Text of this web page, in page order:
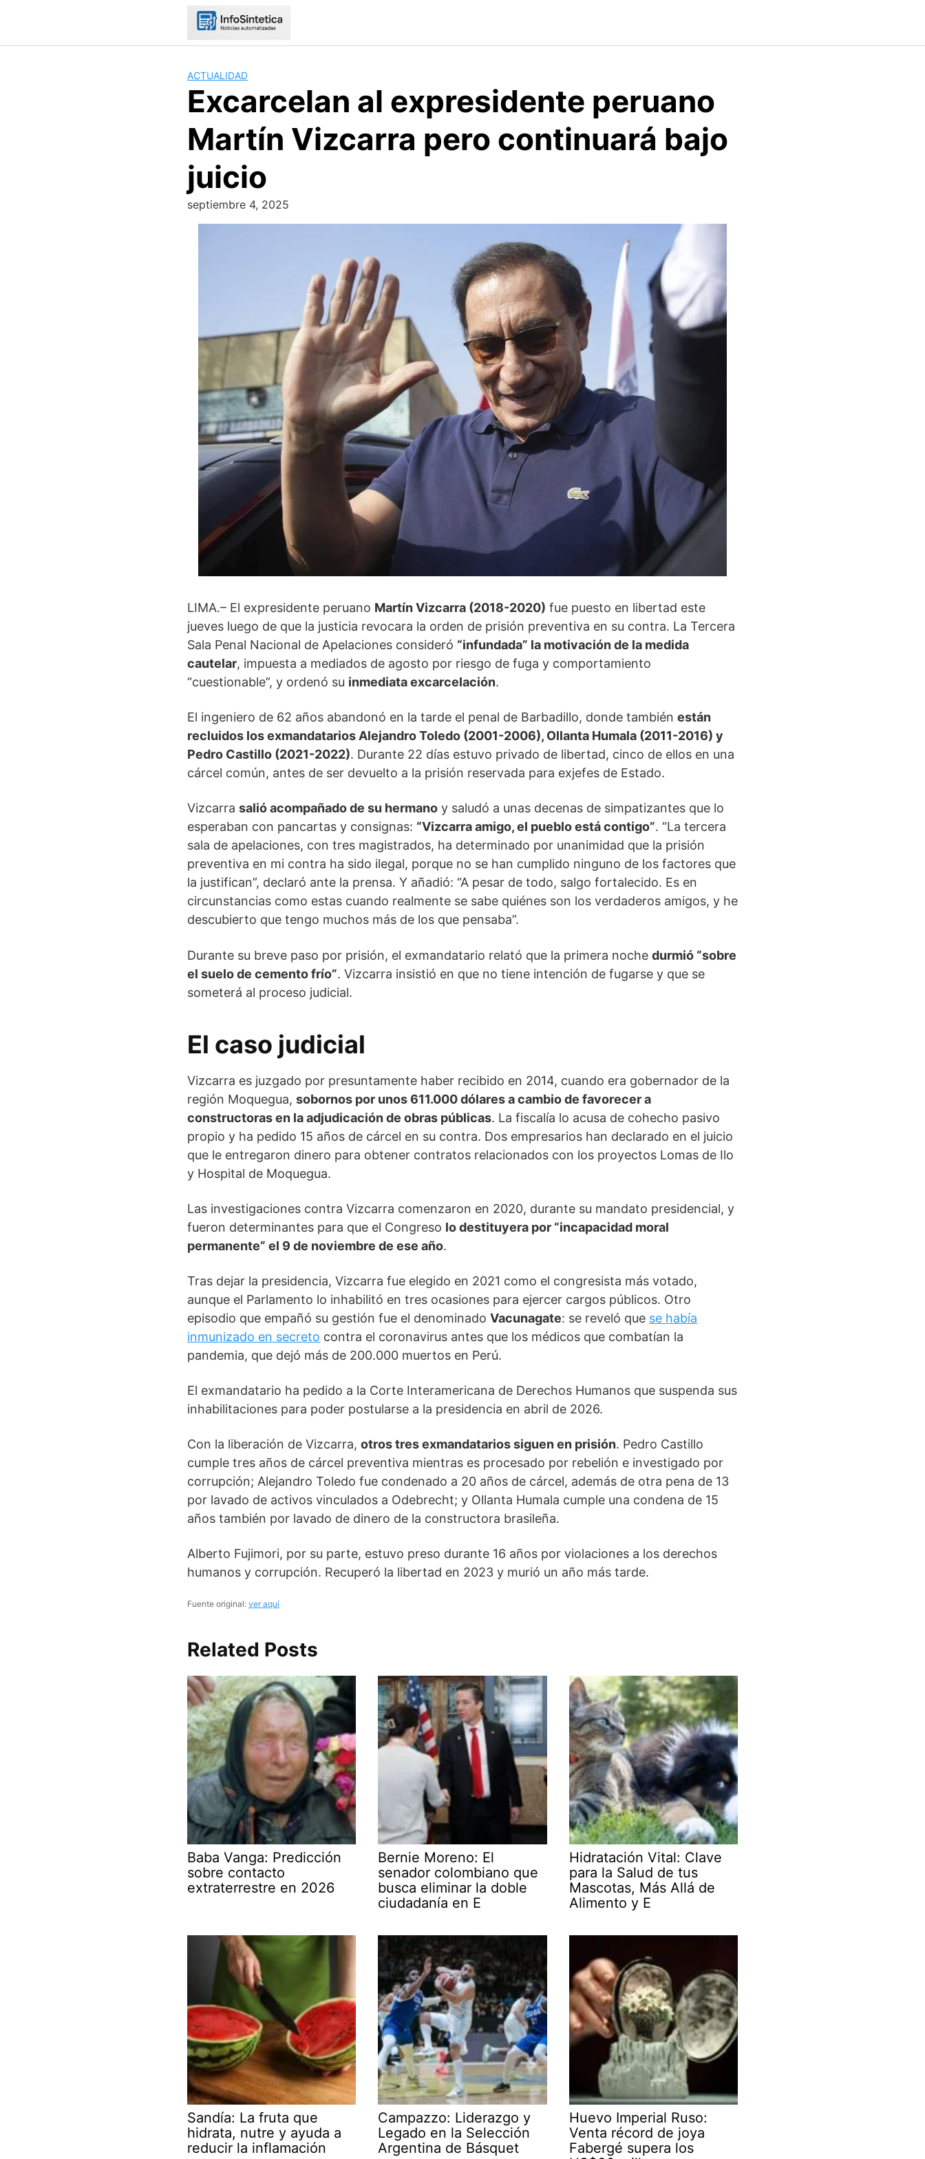
ACTUALIDAD
Excarcelan al expresidente peruano
Martín Vizcarra pero continuará bajo
juicio
septiembre 4, 2025
LIMA.– El expresidente peruano Martín Vizcarra (2018-2020) fue puesto en libertad este
jueves luego de que la justicia revocara la orden de prisión preventiva en su contra. La Tercera
Sala Penal Nacional de Apelaciones consideró “infundada” la motivación de la medida
cautelar, impuesta a mediados de agosto por riesgo de fuga y comportamiento
“cuestionable”, y ordenó su inmediata excarcelación.
El ingeniero de 62 años abandonó en la tarde el penal de Barbadillo, donde también están
recluidos los exmandatarios Alejandro Toledo (2001-2006), Ollanta Humala (2011-2016) y
Pedro Castillo (2021-2022). Durante 22 días estuvo privado de libertad, cinco de ellos en una
cárcel común, antes de ser devuelto a la prisión reservada para exjefes de Estado.
Vizcarra salió acompañado de su hermano y saludó a unas decenas de simpatizantes que lo
esperaban con pancartas y consignas: “Vizcarra amigo, el pueblo está contigo”. “La tercera
sala de apelaciones, con tres magistrados, ha determinado por unanimidad que la prisión
preventiva en mi contra ha sido ilegal, porque no se han cumplido ninguno de los factores que
la justifican”, declaró ante la prensa. Y añadió: “A pesar de todo, salgo fortalecido. Es en
circunstancias como estas cuando realmente se sabe quiénes son los verdaderos amigos, y he
descubierto que tengo muchos más de los que pensaba”.
Durante su breve paso por prisión, el exmandatario relató que la primera noche durmió “sobre
el suelo de cemento frío”. Vizcarra insistió en que no tiene intención de fugarse y que se
someterá al proceso judicial.
El caso judicial
Vizcarra es juzgado por presuntamente haber recibido en 2014, cuando era gobernador de la
región Moquegua, sobornos por unos 611.000 dólares a cambio de favorecer a
constructoras en la adjudicación de obras públicas. La fiscalía lo acusa de cohecho pasivo
propio y ha pedido 15 años de cárcel en su contra. Dos empresarios han declarado en el juicio
que le entregaron dinero para obtener contratos relacionados con los proyectos Lomas de Ilo
y Hospital de Moquegua.
Las investigaciones contra Vizcarra comenzaron en 2020, durante su mandato presidencial, y
fueron determinantes para que el Congreso lo destituyera por “incapacidad moral
permanente” el 9 de noviembre de ese año.
Tras dejar la presidencia, Vizcarra fue elegido en 2021 como el congresista más votado,
aunque el Parlamento lo inhabilitó en tres ocasiones para ejercer cargos públicos. Otro
episodio que empañó su gestión fue el denominado Vacunagate: se reveló que se había
inmunizado en secreto contra el coronavirus antes que los médicos que combatían la
pandemia, que dejó más de 200.000 muertos en Perú.
El exmandatario ha pedido a la Corte Interamericana de Derechos Humanos que suspenda sus
inhabilitaciones para poder postularse a la presidencia en abril de 2026.
Con la liberación de Vizcarra, otros tres exmandatarios siguen en prisión. Pedro Castillo
cumple tres años de cárcel preventiva mientras es procesado por rebelión e investigado por
corrupción; Alejandro Toledo fue condenado a 20 años de cárcel, además de otra pena de 13
por lavado de activos vinculados a Odebrecht; y Ollanta Humala cumple una condena de 15
años también por lavado de dinero de la constructora brasileña.
Alberto Fujimori, por su parte, estuvo preso durante 16 años por violaciones a los derechos
humanos y corrupción. Recuperó la libertad en 2023 y murió un año más tarde.
Fuente original: ver aquí
Related Posts
Baba Vanga: Predicción
sobre contacto
extraterrestre en 2026
Bernie Moreno: El
senador colombiano que
busca eliminar la doble
ciudadanía en E
Hidratación Vital: Clave
para la Salud de tus
Mascotas, Más Allá de
Alimento y E
Sandía: La fruta que
hidrata, nutre y ayuda a
reducir la inflamación
Campazzo: Liderazgo y
Legado en la Selección
Argentina de Básquet
Huevo Imperial Ruso:
Venta récord de joya
Fabergé supera los